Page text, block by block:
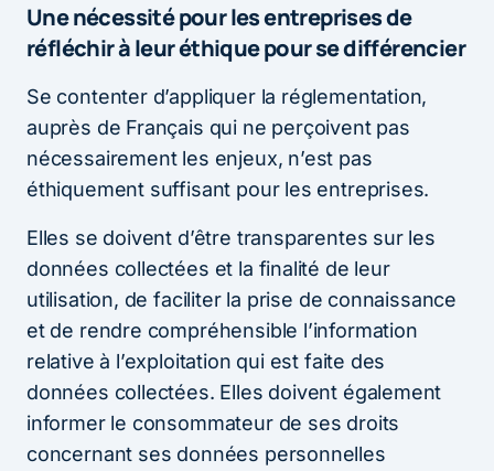
Une nécessité pour les entreprises de
réfléchir à leur éthique pour se différencier
Se contenter d’appliquer la réglementation,
auprès de Français qui ne perçoivent pas
nécessairement les enjeux, n’est pas
éthiquement suffisant pour les entreprises.
Elles se doivent d’être transparentes sur les
données collectées et la finalité de leur
utilisation, de faciliter la prise de connaissance
et de rendre compréhensible l’information
relative à l’exploitation qui est faite des
données collectées. Elles doivent également
informer le consommateur de ses droits
concernant ses données personnelles